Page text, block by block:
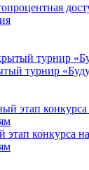
турнир
конкурса